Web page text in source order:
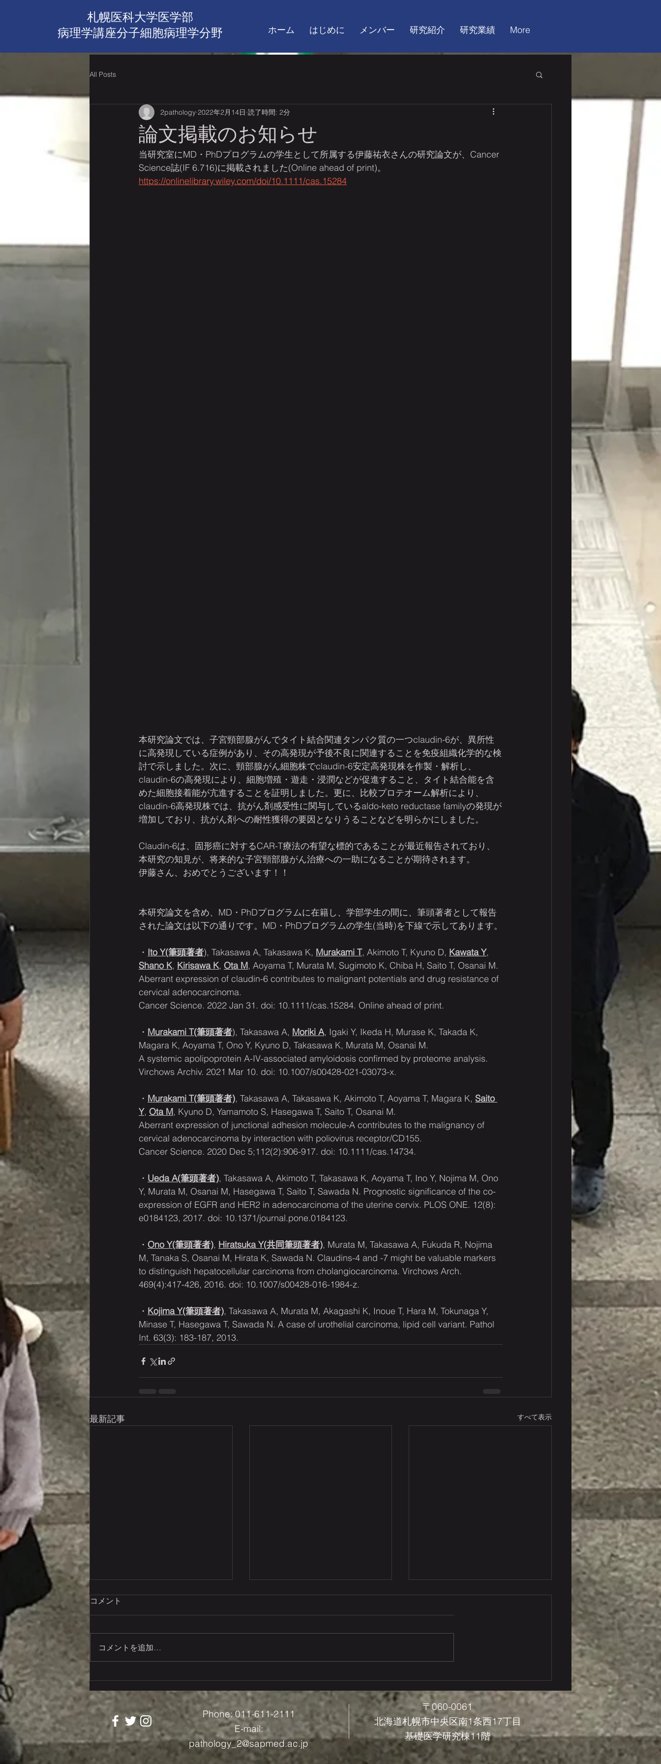
札幌医科大学医学部
病理学講座​分子細胞病理学分野
ホーム はじめに メンバー 研究紹介 研究業績 More
All Posts
論文掲載のお知らせ
2pathology 2022年2月14日 読了時間: 2分
当研究室にMD・PhDプログラムの学生として所属する伊藤祐衣さんの研究論文が、Cancer
Science誌(IF 6.716)に掲載されました(Online ahead of print)。
https://onlinelibrary.wiley.com/doi/10.1111/cas.15284
本研究論文では、子宮頸部腺がんでタイト結合関連タンパク質の一つclaudin-6が、異所性
に高発現している症例があり、その高発現が予後不良に関連することを免疫組織化学的な検
討で示しました。次に、頸部腺がん細胞株でclaudin-6安定高発現株を作製・解析し、
claudin-6の高発現により、細胞増殖・遊走・浸潤などが促進すること、タイト結合能を含
めた細胞接着能が亢進することを証明しました。更に、比較プロテオーム解析により、
claudin-6高発現株では、抗がん剤感受性に関与しているaldo-keto reductase familyの発現が
増加しており、抗がん剤への耐性獲得の要因となりうることなどを明らかにしました。
Claudin-6は、固形癌に対するCAR-T療法の有望な標的であることが最近報告されており、
本研究の知見が、将来的な子宮頸部腺がん治療への一助になることが期待されます。
伊藤さん、おめでとうございます！！
本研究論文を含め、MD・PhDプログラムに在籍し、学部学生の間に、筆頭著者として報告
された論文は以下の通りです。MD・PhDプログラムの学生(当時)を下線で示してあります。
・ Ito Y(筆頭著者), Takasawa A, Takasawa K, Murakami T, Akimoto T, Kyuno D, Kawata Y,
Shano K, Kirisawa K, Ota M, Aoyama T, Murata M, Sugimoto K, Chiba H, Saito T, Osanai M.
Aberrant expression of claudin-6 contributes to malignant potentials and drug resistance of
cervical adenocarcinoma.
Cancer Science. 2022 Jan 31. doi: 10.1111/cas.15284. Online ahead of print.
・ Murakami T(筆頭著者), Takasawa A, Moriki A, Igaki Y, Ikeda H, Murase K, Takada K,
Magara K, Aoyama T, Ono Y, Kyuno D, Takasawa K, Murata M, Osanai M.
A systemic apolipoprotein A-IV-associated amyloidosis confirmed by proteome analysis.
Virchows Archiv. 2021 Mar 10. doi: 10.1007/s00428-021-03073-x.
・ Murakami T(筆頭著者), Takasawa A, Takasawa K, Akimoto T, Aoyama T, Magara K, Saito
Y, Ota M, Kyuno D, Yamamoto S, Hasegawa T, Saito T, Osanai M.
Aberrant expression of junctional adhesion molecule-A contributes to the malignancy of
cervical adenocarcinoma by interaction with poliovirus receptor/CD155.
Cancer Science. 2020 Dec 5;112(2):906-917. doi: 10.1111/cas.14734.
・ Ueda A(筆頭著者), Takasawa A, Akimoto T, Takasawa K, Aoyama T, Ino Y, Nojima M, Ono
Y, Murata M, Osanai M, Hasegawa T, Saito T, Sawada N. Prognostic significance of the co-
expression of EGFR and HER2 in adenocarcinoma of the uterine cervix. PLOS ONE. 12(8):
e0184123, 2017. doi: 10.1371/journal.pone.0184123.
・ Ono Y(筆頭著者), Hiratsuka Y(共同筆頭著者), Murata M, Takasawa A, Fukuda R, Nojima
M, Tanaka S, Osanai M, Hirata K, Sawada N. Claudins-4 and -7 might be valuable markers
to distinguish hepatocellular carcinoma from cholangiocarcinoma. Virchows Arch.
469(4):417-426, 2016. doi: 10.1007/s00428-016-1984-z.
・ Kojima Y(筆頭著者), Takasawa A, Murata M, Akagashi K, Inoue T, Hara M, Tokunaga Y,
Minase T, Hasegawa T, Sawada N. A case of urothelial carcinoma, lipid cell variant. Pathol
Int. 63(3): 183-187, 2013.
最新記事 すべて表示
講座名を変更します
本学医学部における講座再編にと
部 病理学第二講座 （新）札幌
医科大学医学部 病理学講座 分
されます．
学生が発表しました
で発表しました
コメント
コメントを追加…
Phone: 011-611-2111
E-mail:
pathology_2@sapmed.ac.jp
〒060-0061
​北海道札幌市中央区南1条西17丁目
基礎医学研究棟11階​​​